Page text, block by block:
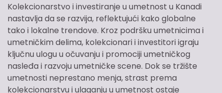
Kolekcionarstvo i investiranje u umetnost u Kanadi
nastavlja da se razvija, reflektujući kako globalne
tako i lokalne trendove. Kroz podršku umetnicima i
umetničkim delima, kolekcionari i investitori igraju
ključnu ulogu u očuvanju i promociji umetničkog
nasleđa i razvoju umetničke scene. Dok se tržište
umetnosti neprestano menja, strast prema
kolekcionarstvu i ulaganju u umetnost ostaje